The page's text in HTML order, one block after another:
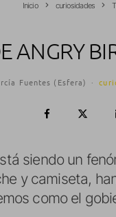
Inicio curiosidades
ANGRY
Fuentes (Esfera) ·
siendo un
y camiseta,
como el